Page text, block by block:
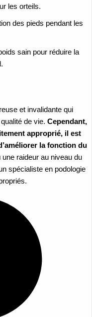
les orteils.
des pieds pendant les
sain pour réduire la
et invalidante qui
de vie. Cependant,
approprié, il est
la fonction du
raideur au niveau du
spécialiste en podologie